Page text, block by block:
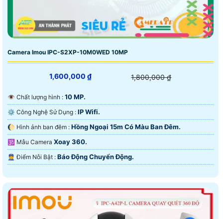
Camera Imou IPC-S2XP-10M0WED 10MP
1,600,000 ₫ 1,800,000 ₫
👁 Chất lượng hình : 10 MP.
⚙ Công Nghệ Sử Dụng : IP Wifi.
🌔 Hình ảnh ban đêm : Hồng Ngoại 15m Có Màu Ban Ðêm.
🕉️ Mẫu Camera Xoay 360.
️👮 Điểm Nỗi Bật : Báo Động Chuyển Động.